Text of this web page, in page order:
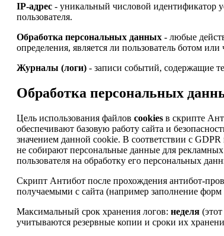
IP-адрес - уникальный числовой идентификатор
пользователя.
Обработка персональных данных - любые
определения, является ли пользователь ботом
Журналы (логи) - записи событий, содержащие
Обработка персональных
Цель использования файлов cookies в скрипте
обеспечивают базовую работу сайта и
значением данной cookie. В соответствии с
не собирают персональные данные для
пользователя на обработку его персональных
Скрипт Антибот после прохождения антибот-
получаемыми с сайта (например заполнение форм
Максимальный срок хранения логов: неделя
учитываются резервные копии и сроки их